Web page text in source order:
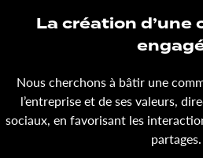
La création d’une
Nous cherchons à bâtir une
l’entreprise et de ses valeurs,
sociaux, en favorisant les
partages.